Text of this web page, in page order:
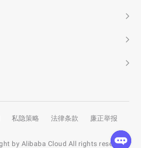
私隐策略 法律条款
廉正举报
by Alibaba Cloud All rights reserved